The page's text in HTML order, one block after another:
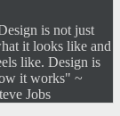
is not just
it looks like and
like. Design is
it works" ~
Jobs